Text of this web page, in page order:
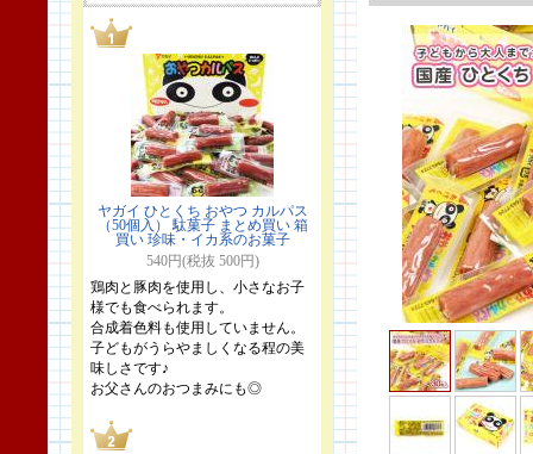
ヤガイ ひとくち おやつ カルパス
（50個入） 駄菓子 まとめ買い 箱
買い 珍味・イカ系のお菓子
540円(税抜 500円)
鶏肉と豚肉を使用し、小さなお子
様でも食べられます。
合成着色料も使用していません。
子どもがうらやましくなる程の美
味しさです♪
お父さんのおつまみにも◎